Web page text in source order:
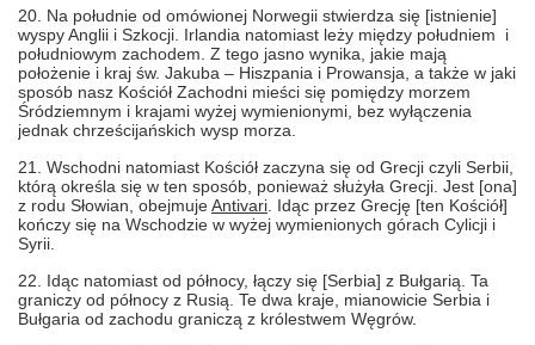
20. Na południe od omówionej Norwegii stwierdza się [istnienie]
wyspy Anglii i Szkocji. Irlandia natomiast leży między południem i
południowym zachodem. Z tego jasno wynika, jakie mają
położenie i kraj św. Jakuba – Hiszpania i Prowansja, a także w jaki
sposób nasz Kościół Zachodni mieści się pomiędzy morzem
Śródziemnym i krajami wyżej wymienionymi, bez wyłączenia
jednak chrześcijańskich wysp morza.
21. Wschodni natomiast Kościół zaczyna się od Grecji czyli Serbii,
którą określa się w ten sposób, ponieważ służyła Grecji. Jest [ona]
z rodu Słowian, obejmujeAntivari . Idąc przez Grecję [ten Kościół]
kończy się na Wschodzie w wyżej wymienionych górach Cylicji i
Syrii.
22. Idąc natomiast od północy, łączy się [Serbia] z Bułgarią. Ta
graniczy od północy z Rusią. Te dwa kraje, mianowicie Serbia i
Bułgaria od zachodu graniczą z królestwem Węgrów.